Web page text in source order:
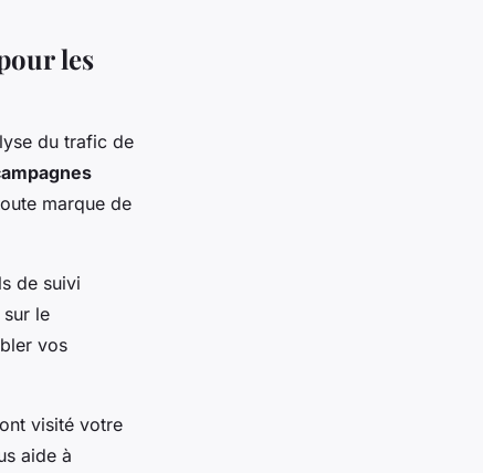
les
du trafic de
marque de
de suivi
le
vos
visité votre
aide à